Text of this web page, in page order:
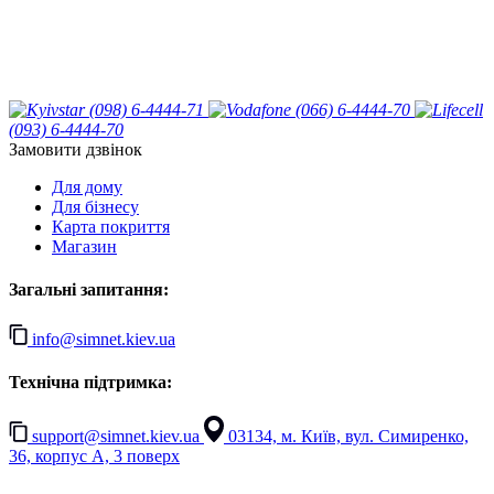
(098) 6-4444-71
(066) 6-4444-70
(093) 6-4444-70
Замовити дзвінок
Для дому
Для бізнесу
Карта покриття
Магазин
Загальні запитання:
info@simnet.kiev.ua
Технічна підтримка:
support@simnet.kiev.ua
03134, м. Київ, вул. Симиренко,
36, корпус А, 3 поверх